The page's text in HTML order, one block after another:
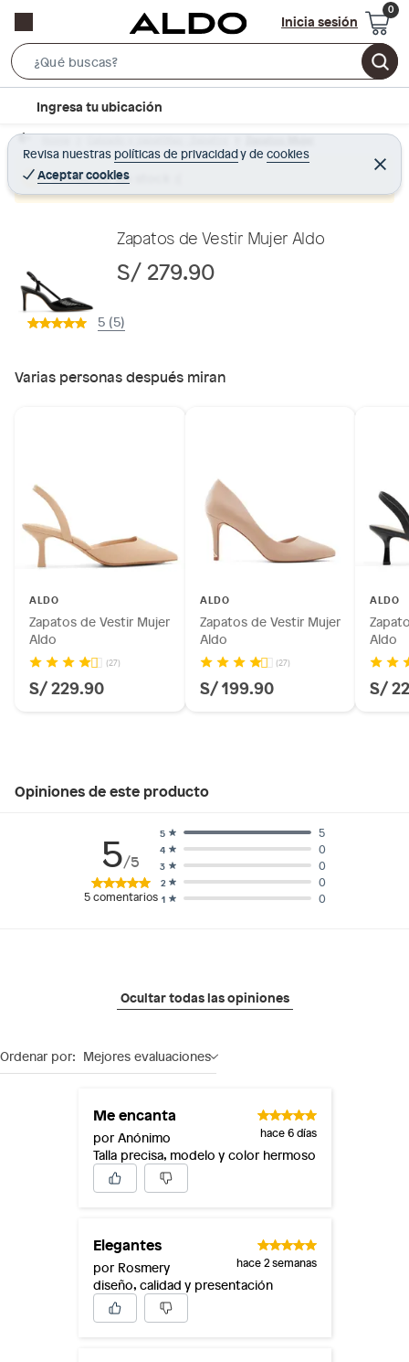
Inicia sesión
e
r
c
B
r
c
t
n
Ingresa tu ubicación
Revisa nuestras políticas de privacidadyde cookies
Aceptar cookies
C
e
r
Home Calzado y zapatillas - Zapatos Zapatos Mujer
Producto sin stock :(
Zapatos de Vestir Mujer Aldo
S/ 279.90
5 (5)
Varias personas después miran
ALDO
Zapatos de Vestir Mujer
Aldo
(27)
S/ 229.90
ALDO
Zapatos de Vestir Mujer
Aldo
(27)
S/ 199.90
ALDO
Aldo
S/
Opiniones de este producto
5/5
5 comentarios 1 0
2 0
3 0
4 0
5 5
Ocultar todas las opiniones
Ordenar por: Mejores evaluaciones
Me encanta
por Anónimo hace 6 días
Talla precisa, modelo y color hermoso
Elegantes
por Rosmery hace 2 semanas
diseño, calidad y presentación